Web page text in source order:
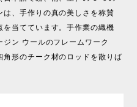
、手作りの真の美しさを称賛
当てています。手作業の織機
ン ウールのフレームワーク
形のチーク材のロッドを散りば